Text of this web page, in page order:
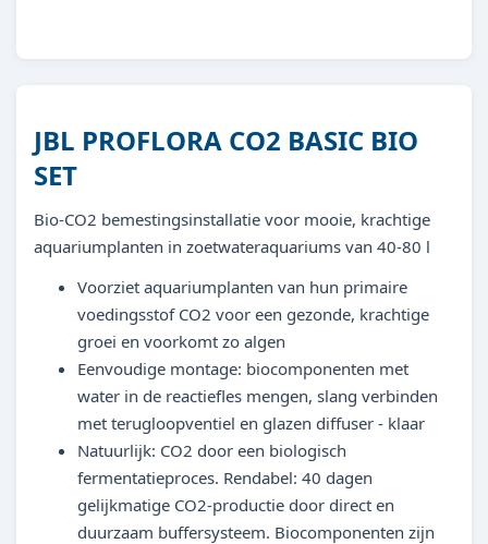
JBL PROFLORA CO2 BASIC BIO
SET
Bio-CO2 bemestingsinstallatie voor mooie, krachtige
aquariumplanten in zoetwateraquariums van 40-80 l
Voorziet aquariumplanten van hun primaire
voedingsstof CO2 voor een gezonde, krachtige
groei en voorkomt zo algen
Eenvoudige montage: biocomponenten met
water in de reactiefles mengen, slang verbinden
met terugloopventiel en glazen diffuser - klaar
Natuurlijk: CO2 door een biologisch
fermentatieproces. Rendabel: 40 dagen
gelijkmatige CO2-productie door direct en
duurzaam buffersysteem. Biocomponenten zijn